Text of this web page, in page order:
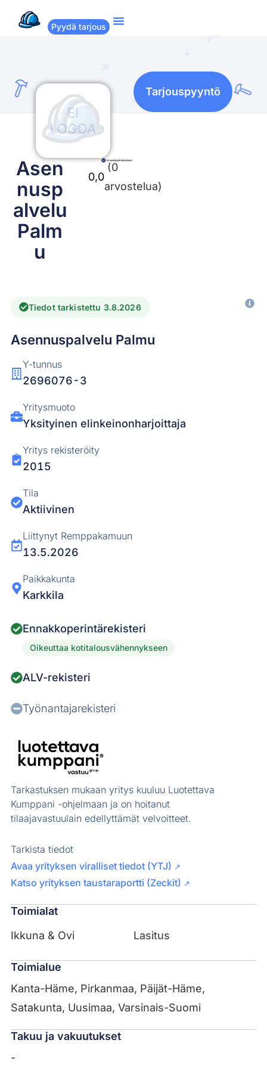
Pyydä tarjous
Asen
nusp
alvelu
Palm
u
0,0
(0
arvostelua)
Tarjouspyyntö
Tiedot tarkistettu 3.8.2026
Asennuspalvelu Palmu
Y-tunnus
2696076-3
Yritysmuoto
Yksityinen elinkeinonharjoittaja
Yritys rekisteröity
2015
Tila
Aktiivinen
Liittynyt Remppakamuun
13.5.2026
Paikkakunta
Karkkila
Ennakkoperintärekisteri
Oikeuttaa kotitalousvähennykseen
ALV-rekisteri
Työnantajarekisteri
Tarkastuksen mukaan yritys kuuluu Luotettava
Kumppani -ohjelmaan ja on hoitanut
tilaajavastuulain edellyttämät velvoitteet.
Tarkista tiedot
Avaa yrityksen viralliset tiedot (YTJ) ↗
Katso yrityksen taustaraportti (Zeckit) ↗
Toimialat
Ikkuna & Ovi
Lasitus
Toimialue
Kanta-Häme, Pirkanmaa, Päijät-Häme,
Satakunta, Uusimaa, Varsinais-Suomi
Takuu ja vakuutukset
-